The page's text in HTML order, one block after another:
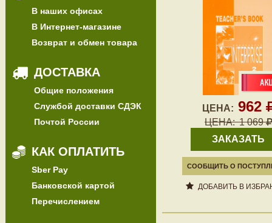
В наших офисах
В Интернет-магазине
Возврат и обмен товара
ДОСТАВКА
Общие положения
Службой доставки СДЭК
Почтой России
КАК ОПЛАТИТЬ
Sber Pay
Банковской картой
Перечислением
ЦЕНА: 962
ЦЕНА: 1 069
ЗАКАЗАТЬ
СООБЩИТЬ О
ДОБАВИТЬ В